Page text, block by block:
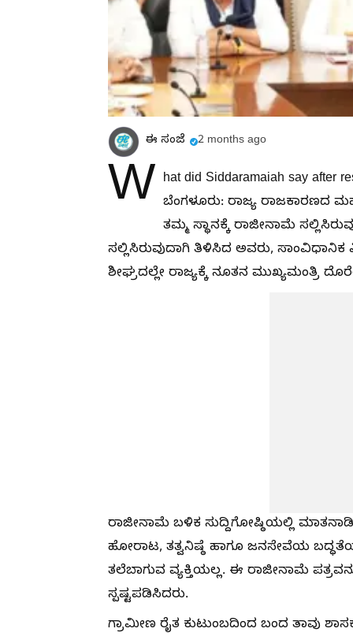
ಈ ಸಂಜೆ 2 months ago
W hat did Siddaramaiah say after
ಬೆಂಗಳೂರು: ರಾಜ್ಯ ರಾಜಕಾರಣದ
ತಮ್ಮ ಸ್ಥಾನಕ್ಕೆ ರಾಜೀನಾಮೆ
ಸಲ್ಲಿಸಿರುವುದಾಗಿ ತಿಳಿಸಿದ ಅವರು,
ಶೀಘ್ರದಲ್ಲೇ ರಾಜ್ಯಕ್ಕೆ ನೂತನ ಮುಖ್ಯಮಂತ್ರಿ
ರಾಜೀನಾಮೆ ಬಳಿಕ ಸುದ್ದಿಗೋಷ್ಠಿಯಲ್ಲಿ
ಹೋರಾಟ, ತತ್ವನಿಷ್ಠೆ ಹಾಗೂ ಜನಸೇವೆಯ
ತಲೆಬಾಗುವ ವ್ಯಕ್ತಿಯಲ್ಲ. ಈ ರಾಜೀನಾಮೆ
ಸ್ಪಷ್ಟಪಡಿಸಿದರು.
ಗ್ರಾಮೀಣ ರೈತ ಕುಟುಂಬದಿಂದ ಬಂದ ತಾವು